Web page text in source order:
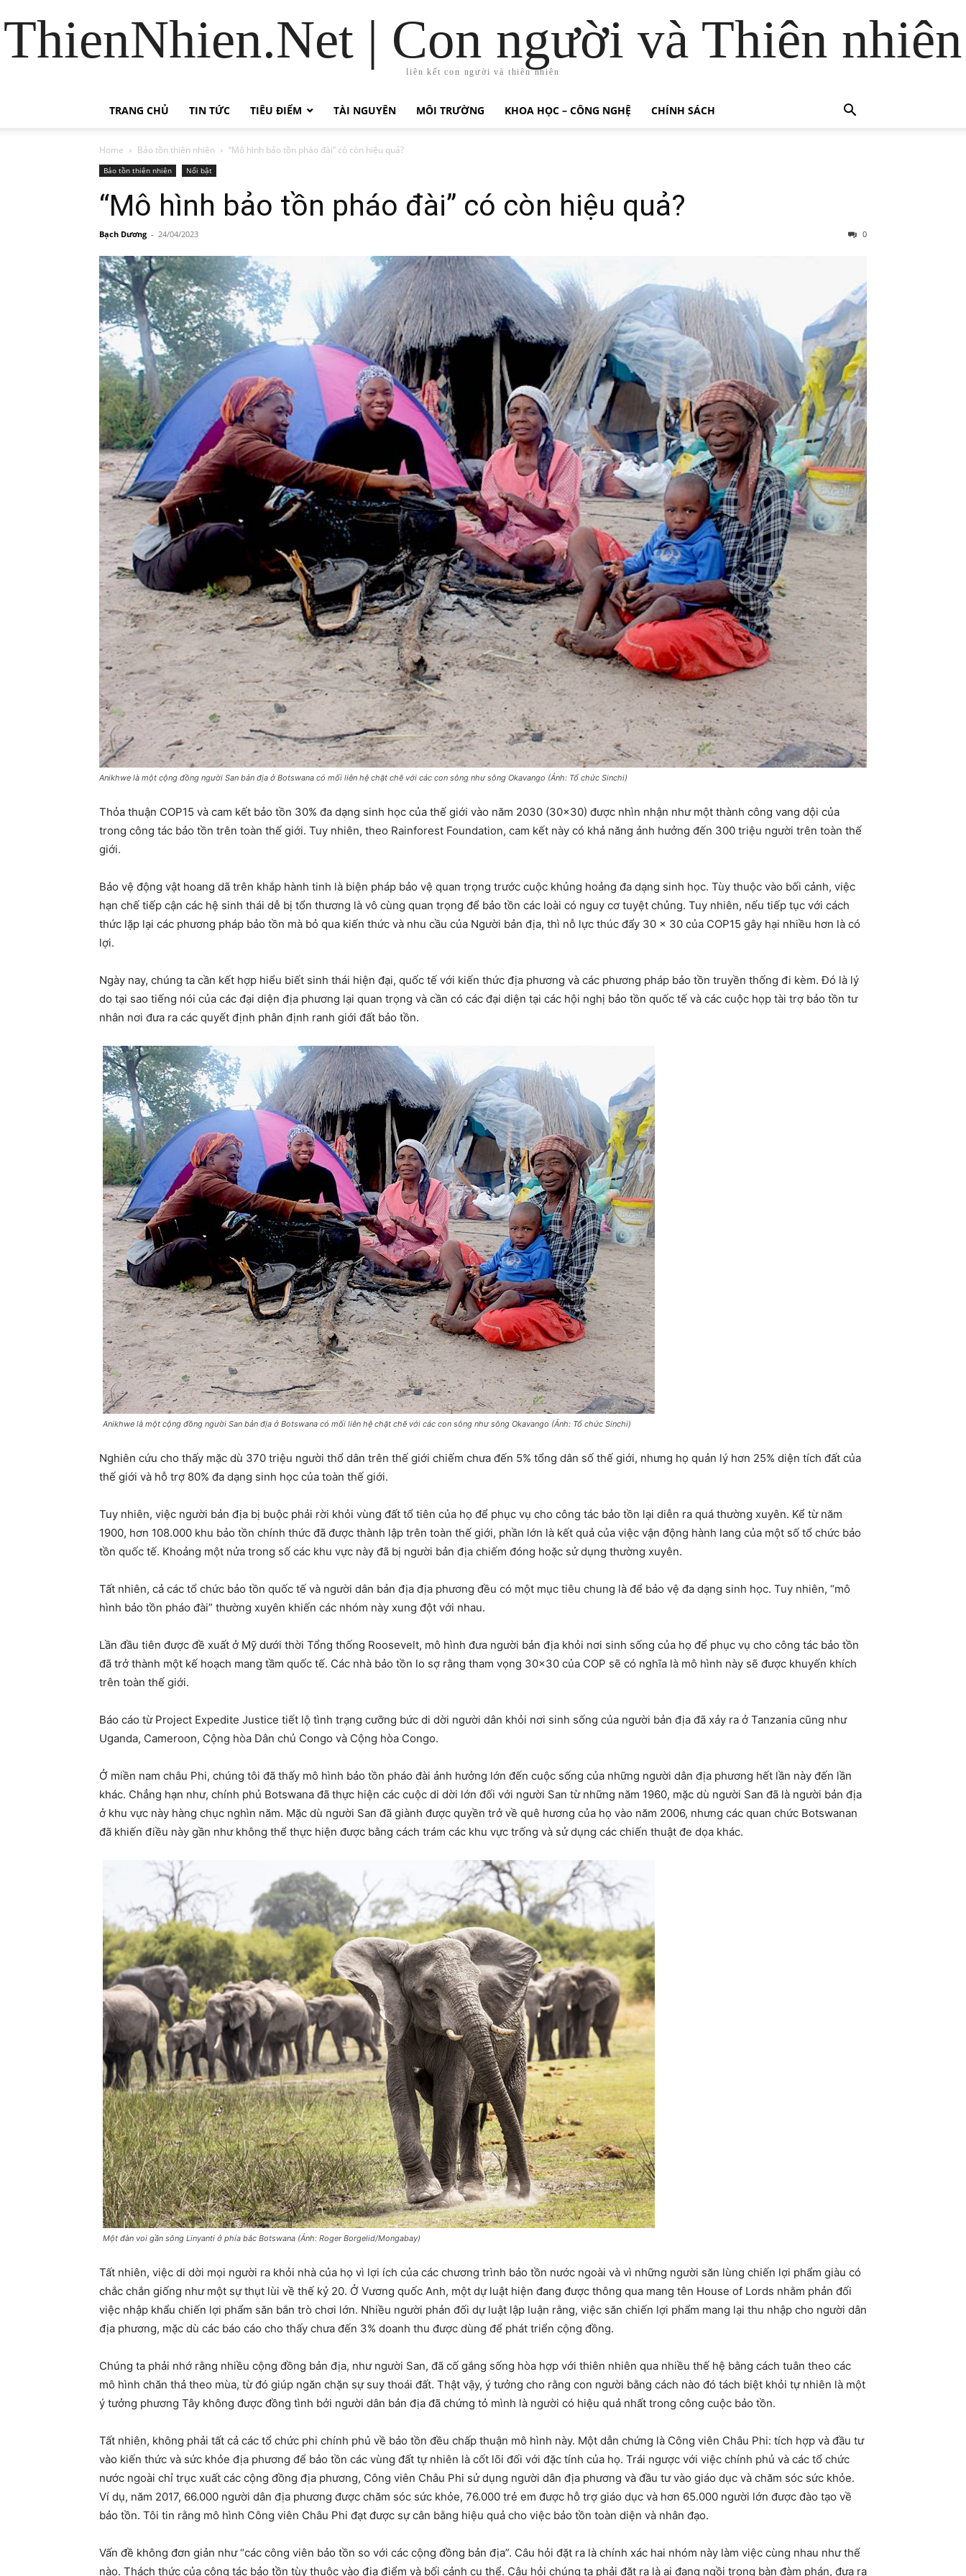
ThienNhien.Net | Con người và Thiên nhiên
liên kết con người và thiên nhiên
TRANG CHỦ TIN TỨC TIÊU ĐIỂM TÀI NGUYÊN MÔI TRƯỜNG KHOA HỌC – CÔNG NGHỆ CHÍNH SÁCH
Home Bảo tồn thiên nhiên “Mô hình bảo tồn pháo đài” có còn hiệu quả?
Bảo tồn thiên nhiên Nổi bật
“Mô hình bảo tồn pháo đài” có còn hiệu quả?
Bạch Dương - 24/04/2023 0
Anikhwe là một cộng đồng người San bản địa ở Botswana có mối liên hệ chặt chẽ với các con sông như sông Okavango (Ảnh: Tổ chức Sinchi)
Thỏa thuận COP15 và cam kết bảo tồn 30% đa dạng sinh học của thế giới vào năm 2030 (30×30) được nhìn nhận như một thành công vang dội của
trong công tác bảo tồn trên toàn thế giới. Tuy nhiên, theo Rainforest Foundation, cam kết này có khả năng ảnh hưởng đến 300 triệu người trên toàn thế
giới.
Bảo vệ động vật hoang dã trên khắp hành tinh là biện pháp bảo vệ quan trọng trước cuộc khủng hoảng đa dạng sinh học. Tùy thuộc vào bối cảnh, việc
hạn chế tiếp cận các hệ sinh thái dễ bị tổn thương là vô cùng quan trọng để bảo tồn các loài có nguy cơ tuyệt chủng. Tuy nhiên, nếu tiếp tục với cách
thức lặp lại các phương pháp bảo tồn mà bỏ qua kiến thức và nhu cầu của Người bản địa, thì nỗ lực thúc đẩy 30 × 30 của COP15 gây hại nhiều hơn là có
lợi.
Ngày nay, chúng ta cần kết hợp hiểu biết sinh thái hiện đại, quốc tế với kiến thức địa phương và các phương pháp bảo tồn truyền thống đi kèm. Đó là lý
do tại sao tiếng nói của các đại diện địa phương lại quan trọng và cần có các đại diện tại các hội nghị bảo tồn quốc tế và các cuộc họp tài trợ bảo tồn tư
nhân nơi đưa ra các quyết định phân định ranh giới đất bảo tồn.
Anikhwe là một cộng đồng người San bản địa ở Botswana có mối liên hệ chặt chẽ với các con sông như sông Okavango (Ảnh: Tổ chức Sinchi)
Nghiên cứu cho thấy mặc dù 370 triệu người thổ dân trên thế giới chiếm chưa đến 5% tổng dân số thế giới, nhưng họ quản lý hơn 25% diện tích đất của
thế giới và hỗ trợ 80% đa dạng sinh học của toàn thế giới.
Tuy nhiên, việc người bản địa bị buộc phải rời khỏi vùng đất tổ tiên của họ để phục vụ cho công tác bảo tồn lại diễn ra quá thường xuyên. Kể từ năm
1900, hơn 108.000 khu bảo tồn chính thức đã được thành lập trên toàn thế giới, phần lớn là kết quả của việc vận động hành lang của một số tổ chức bảo
tồn quốc tế. Khoảng một nửa trong số các khu vực này đã bị người bản địa chiếm đóng hoặc sử dụng thường xuyên.
Tất nhiên, cả các tổ chức bảo tồn quốc tế và người dân bản địa địa phương đều có một mục tiêu chung là để bảo vệ đa dạng sinh học. Tuy nhiên, “mô
hình bảo tồn pháo đài” thường xuyên khiến các nhóm này xung đột với nhau.
Lần đầu tiên được đề xuất ở Mỹ dưới thời Tổng thống Roosevelt, mô hình đưa người bản địa khỏi nơi sinh sống của họ để phục vụ cho công tác bảo tồn
đã trở thành một kế hoạch mang tầm quốc tế. Các nhà bảo tồn lo sợ rằng tham vọng 30×30 của COP sẽ có nghĩa là mô hình này sẽ được khuyến khích
trên toàn thế giới.
Báo cáo từ Project Expedite Justice tiết lộ tình trạng cưỡng bức di dời người dân khỏi nơi sinh sống của người bản địa đã xảy ra ở Tanzania cũng như
Uganda, Cameroon, Cộng hòa Dân chủ Congo và Cộng hòa Congo.
Ở miền nam châu Phi, chúng tôi đã thấy mô hình bảo tồn pháo đài ảnh hưởng lớn đến cuộc sống của những người dân địa phương hết lần này đến lần
khác. Chẳng hạn như, chính phủ Botswana đã thực hiện các cuộc di dời lớn đối với người San từ những năm 1960, mặc dù người San đã là người bản địa
ở khu vực này hàng chục nghìn năm. Mặc dù người San đã giành được quyền trở về quê hương của họ vào năm 2006, nhưng các quan chức Botswanan
đã khiến điều này gần như không thể thực hiện được bằng cách trám các khu vực trống và sử dụng các chiến thuật đe dọa khác.
Một đàn voi gần sông Linyanti ở phía bắc Botswana (Ảnh: Roger Borgelid/Mongabay)
Tất nhiên, việc di dời mọi người ra khỏi nhà của họ vì lợi ích của các chương trình bảo tồn nước ngoài và vì những người săn lùng chiến lợi phẩm giàu có
chắc chắn giống như một sự thụt lùi về thế kỷ 20. Ở Vương quốc Anh, một dự luật hiện đang được thông qua mang tên House of Lords nhằm phản đối
việc nhập khẩu chiến lợi phẩm săn bắn trò chơi lớn. Nhiều người phản đối dự luật lập luận rằng, việc săn chiến lợi phẩm mang lại thu nhập cho người dân
địa phương, mặc dù các báo cáo cho thấy chưa đến 3% doanh thu được dùng để phát triển cộng đồng.
Chúng ta phải nhớ rằng nhiều cộng đồng bản địa, như người San, đã cố gắng sống hòa hợp với thiên nhiên qua nhiều thế hệ bằng cách tuân theo các
mô hình chăn thả theo mùa, từ đó giúp ngăn chặn sự suy thoái đất. Thật vậy, ý tưởng cho rằng con người bằng cách nào đó tách biệt khỏi tự nhiên là một
ý tưởng phương Tây không được đồng tình bởi người dân bản địa đã chứng tỏ mình là người có hiệu quả nhất trong công cuộc bảo tồn.
Tất nhiên, không phải tất cả các tổ chức phi chính phủ về bảo tồn đều chấp thuận mô hình này. Một dẫn chứng là Công viên Châu Phi: tích hợp và đầu tư
vào kiến thức và sức khỏe địa phương để bảo tồn các vùng đất tự nhiên là cốt lõi đối với đặc tính của họ. Trái ngược với việc chính phủ và các tổ chức
nước ngoài chỉ trục xuất các cộng đồng địa phương, Công viên Châu Phi sử dụng người dân địa phương và đầu tư vào giáo dục và chăm sóc sức khỏe.
Ví dụ, năm 2017, 66.000 người dân địa phương được chăm sóc sức khỏe, 76.000 trẻ em được hỗ trợ giáo dục và hơn 65.000 người lớn được đào tạo về
bảo tồn. Tôi tin rằng mô hình Công viên Châu Phi đạt được sự cân bằng hiệu quả cho việc bảo tồn toàn diện và nhân đạo.
Vấn đề không đơn giản như “các công viên bảo tồn so với các cộng đồng bản địa”. Câu hỏi đặt ra là chính xác hai nhóm này làm việc cùng nhau như thế
nào. Thách thức của công tác bảo tồn tùy thuộc vào địa điểm và bối cảnh cụ thể. Câu hỏi chúng ta phải đặt ra là ai đang ngồi trong bàn đàm phán, đưa ra